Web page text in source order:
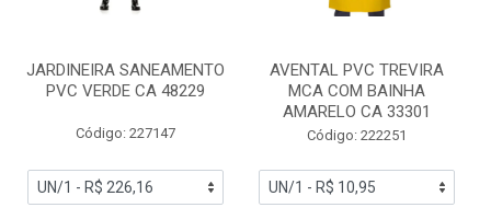
JARDINEIRA SANEAMENTO
PVC VERDE CA 48229
Código: 227147
AVENTAL PVC TREVIRA
MCA COM BAINHA
AMARELO CA 33301
Código: 222251